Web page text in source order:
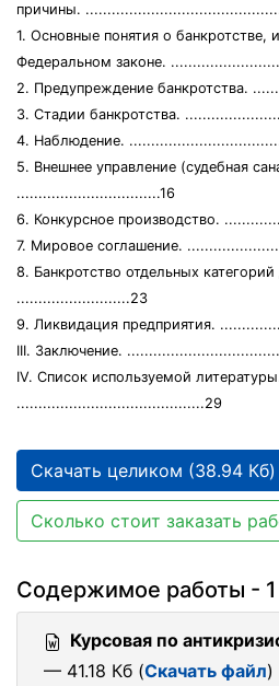
причины.
1. Основные понятия о банкротстве,
Федеральном законе.
2. Предупреждение банкротства.
3. Стадии банкротства.
4. Наблюдение.
5. Внешнее управление (судебная
.................................16
6. Конкурсное производство.
7. Мировое соглашение.
8. Банкротство отдельных
..........................23
9. Ликвидация предприятия.
III. Заключение.
IV. Список используемой
...........................................29
Скачать целиком (38.94 Кб)
Сколько стоит заказать
Содержимое работы -
Курсовая по
— 41.18 Кб (Скачать файл)